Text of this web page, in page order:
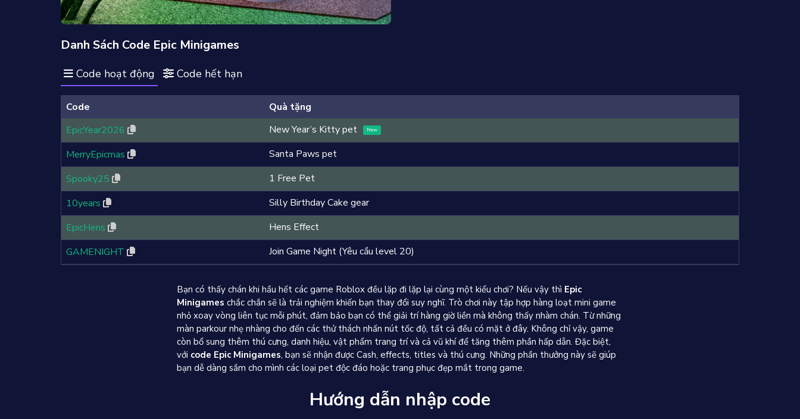
Danh Sách Code Epic Minigames
Code hoạt động Code hết hạn
Code
Quà tặng
EpicYear2026
New Year’s Kitty pet New
MerryEpicmas
Santa Paws pet
Spooky25
1 Free Pet
10years
Silly Birthday Cake gear
EpicHens
Hens Effect
GAMENIGHT
Join Game Night (Yêu cầu level 20)
Bạn có thấy chán khi hầu hết các game Roblox đều lặp đi lặp lại cùng một kiểu chơi? Nếu vậy thì Epic
Minigames chắc chắn sẽ là trải nghiệm khiến bạn thay đổi suy nghĩ. Trò chơi này tập hợp hàng loạt mini game
nhỏ xoay vòng liên tục mỗi phút, đảm bảo bạn có thể giải trí hàng giờ liền mà không thấy nhàm chán. Từ những
màn parkour nhẹ nhàng cho đến các thử thách nhấn nút tốc độ, tất cả đều có mặt ở đây. Không chỉ vậy, game
còn bổ sung thêm thú cưng, danh hiệu, vật phẩm trang trí và cả vũ khí để tăng thêm phần hấp dẫn. Đặc biệt,
với code Epic Minigames, bạn sẽ nhận được Cash, effects, titles và thú cưng. Những phần thưởng này sẽ giúp
bạn dễ dàng sắm cho mình các loại pet độc đáo hoặc trang phục đẹp mắt trong game.
Hướng dẫn nhập code